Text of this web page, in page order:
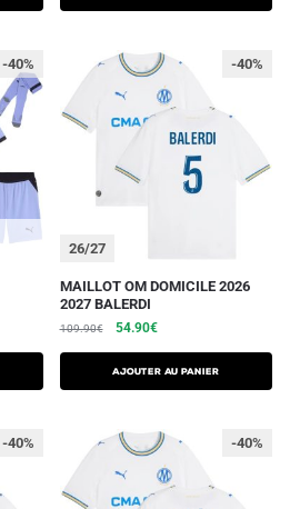
-40%
26/27
-40%
MAILLOT OM DOMICILE 2026
2027 BALERDI
109.90€ 54.90€
AJOUTER AU PANIER
-40% -40%